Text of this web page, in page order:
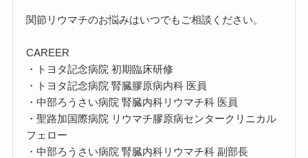
関節リウマチのお悩みはいつでもご相談ください。
CAREER
・トヨタ記念病院 初期臨床研修
・トヨタ記念病院 腎臓膠原病内科 医員
・中部ろうさい病院 腎臓内科リウマチ科 医員
・聖路加国際病院 リウマチ膠原病センタークリニカル
フェロー
・中部ろうさい病院 腎臓内科リウマチ科 副部長